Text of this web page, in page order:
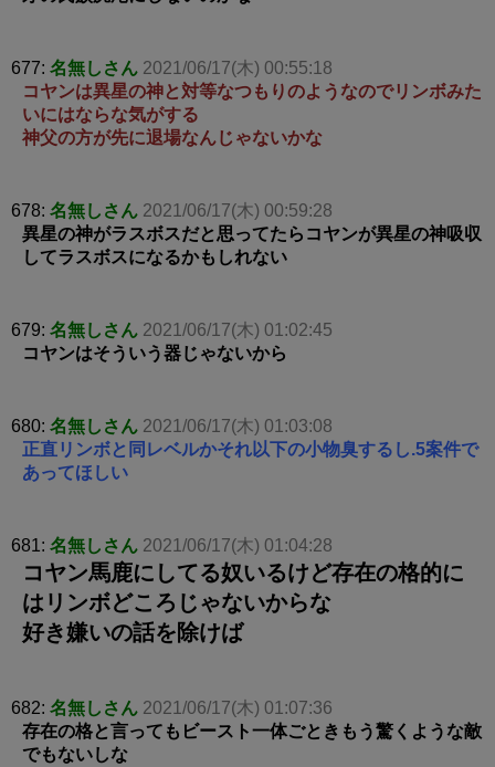
677: 名無しさん 2021/06/17(木) 00:55:18
コヤンは異星の神と対等なつもりのようなのでリンボみた
いにはならな気がする
神父の方が先に退場なんじゃないかな
678: 名無しさん 2021/06/17(木) 00:59:28
異星の神がラスボスだと思ってたらコヤンが異星の神吸収
してラスボスになるかもしれない
679: 名無しさん 2021/06/17(木) 01:02:45
コヤンはそういう器じゃないから
680: 名無しさん 2021/06/17(木) 01:03:08
正直リンボと同レベルかそれ以下の小物臭するし.5案件で
あってほしい
681: 名無しさん 2021/06/17(木) 01:04:28
コヤン馬鹿にしてる奴いるけど存在の格的に
はリンボどころじゃないからな
好き嫌いの話を除けば
682: 名無しさん 2021/06/17(木) 01:07:36
存在の格と言ってもビースト一体ごときもう驚くような敵
でもないしな